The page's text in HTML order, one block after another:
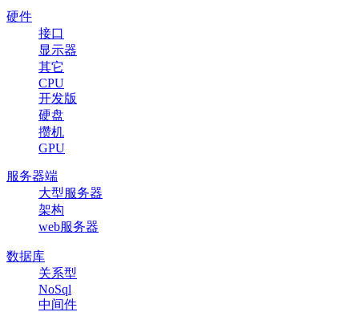
硬件
接口
显示器
其它
CPU
开发版
硬盘
攒机
GPU
服务器端
大型服务器
架构
web服务器
数据库
关系型
NoSql
中间件